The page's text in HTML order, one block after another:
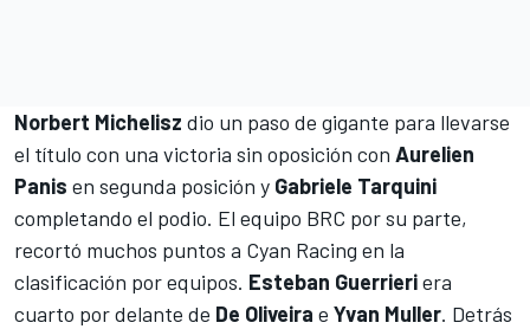
Norbert Michelisz dio un paso de gigante para llevarse
el título con una victoria sin oposición con Aurelien
Panis en segunda posición y Gabriele Tarquini
completando el podio. El equipo BRC por su parte,
recortó muchos puntos a Cyan Racing en la
clasificación por equipos. Esteban Guerrieriera
cuarto por delante de De Oliveira e Yvan Muller. Detrás